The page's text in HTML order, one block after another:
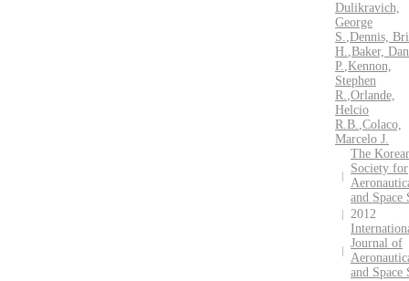
Dulikravich,
George
S.,Dennis,
H.,Baker,
P.,Kennon,
Stephen
R.,Orlande,
Helcio
R.B.,Colaco,
Marcelo J.
The
Society for
and Space
2012
Journal of
and Space